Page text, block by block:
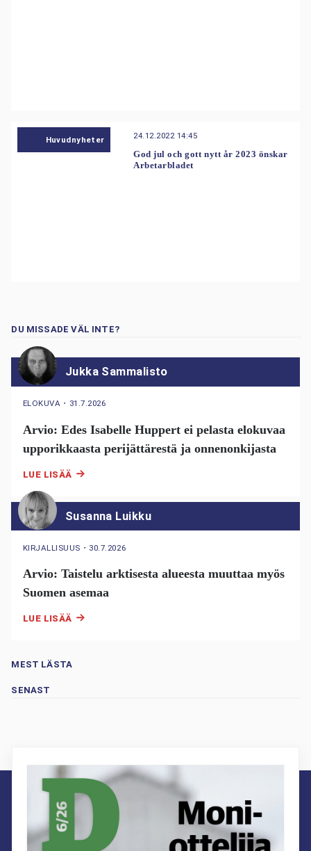
Huvudnyheter 24.12.2022 14:45
God jul och gott nytt år 2023 önskar
Arbetarbladet
DU MISSADE VÄL INTE?
Jukka Sammalisto
ELOKUVA ・ 31.7.2026
Arvio: Edes Isabelle Huppert ei pelasta elokuvaa
upporikkaasta perijättärestä ja onnenonkijasta
LUE LISÄÄ
Susanna Luikku
KIRJALLISUUS ・ 30.7.2026
Arvio: Taistelu arktisesta alueesta muuttaa myös
Suomen asemaa
LUE LISÄÄ
MEST LÄSTA
SENAST